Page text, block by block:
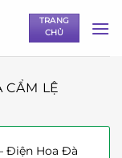
TRANG
CHỦ
CẨM LỆ
Điện Hoa Đà